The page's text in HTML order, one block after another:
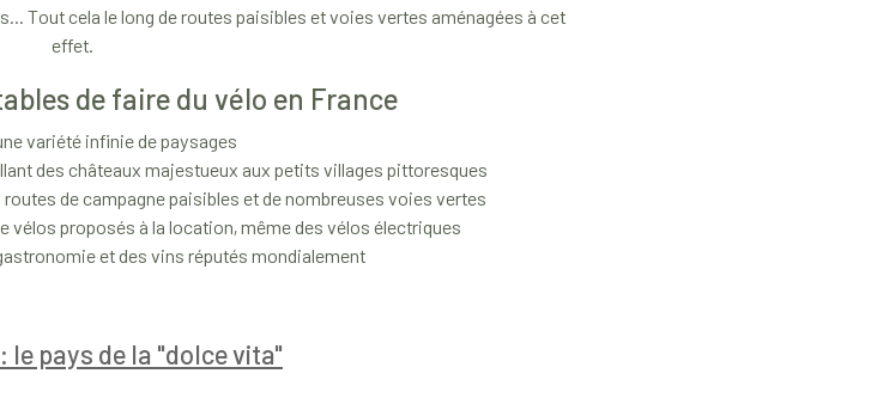
Tout cela le long de routes paisibles et voies vertes aménagées à cet
effet.
de faire du vélo en France
variété infinie de paysages
des châteaux majestueux aux petits villages pittoresques
de campagne paisibles et de nombreuses voies vertes
vélos proposés à la location, même des vélos électriques
et des vins réputés mondialement
le pays de la "dolce vita"